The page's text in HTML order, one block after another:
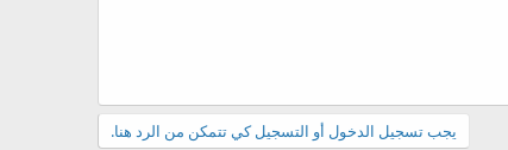
يجب تسجيل الدخول أو التسجيل كي تتمكن من الرد هنا.